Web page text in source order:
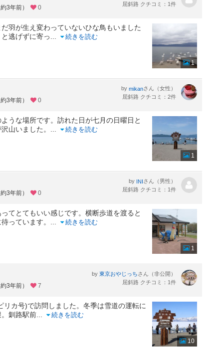
3年前） 0
屈斜路 クチコミ：1件
羽が生え変わっていないひな鳥もいました
逃げずに寄っ
続きを読む
1
3年前） 0
by mikanさん（女性）
屈斜路 クチコミ：2件
うな場所です。訪れた日が七月の日曜日と
山いました。
続きを読む
1
3年前） 0
by INIさん（男性）
屈斜路 クチコミ：1件
てとてもいい感じです。横断歩道を渡ると
っています。
続きを読む
1
3年前） 7
by 東京おやじっちさん（非公開）
屈斜路 クチコミ：1件
カ号)で訪問しました。冬季は雪道の運転に
釧路駅前
続きを読む
10